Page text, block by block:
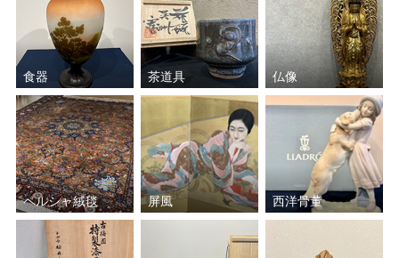
藤沼 昇 太田 儔
小野 珀子 加藤 土師萌
氷見 晃堂 藤原 啓
村越 風月 宮川 香斎（真葛 香斎）
中里 重利 波多野 善蔵
食器 茶道具 仏像
ペルシャ絨毯 屏風 西洋骨董